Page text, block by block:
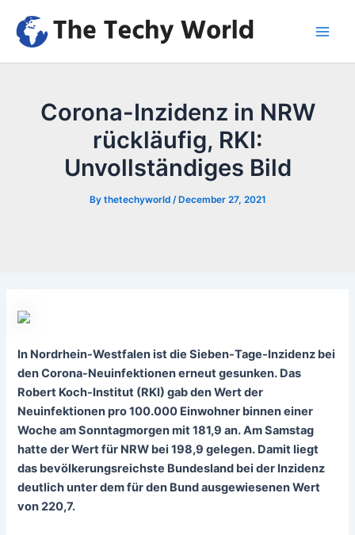
content
Corona-Inzidenz in NRW
rückläufig, RKI:
Unvollständiges Bild
By thetechyworld /December 27, 2021
In Nordrhein-Westfalen ist die Sieben-Tage-Inzidenz bei
den Corona-Neuinfektionen erneut gesunken. Das
Robert Koch-Institut (RKI) gab den Wert der
Neuinfektionen pro 100.000 Einwohner binnen einer
Woche am Sonntagmorgen mit 181,9 an. Am Samstag
hatte der Wert für NRW bei 198,9 gelegen. Damit liegt
das bevölkerungsreichste Bundesland bei der Inzidenz
deutlich unter dem für den Bund ausgewiesenen Wert
von 220,7.